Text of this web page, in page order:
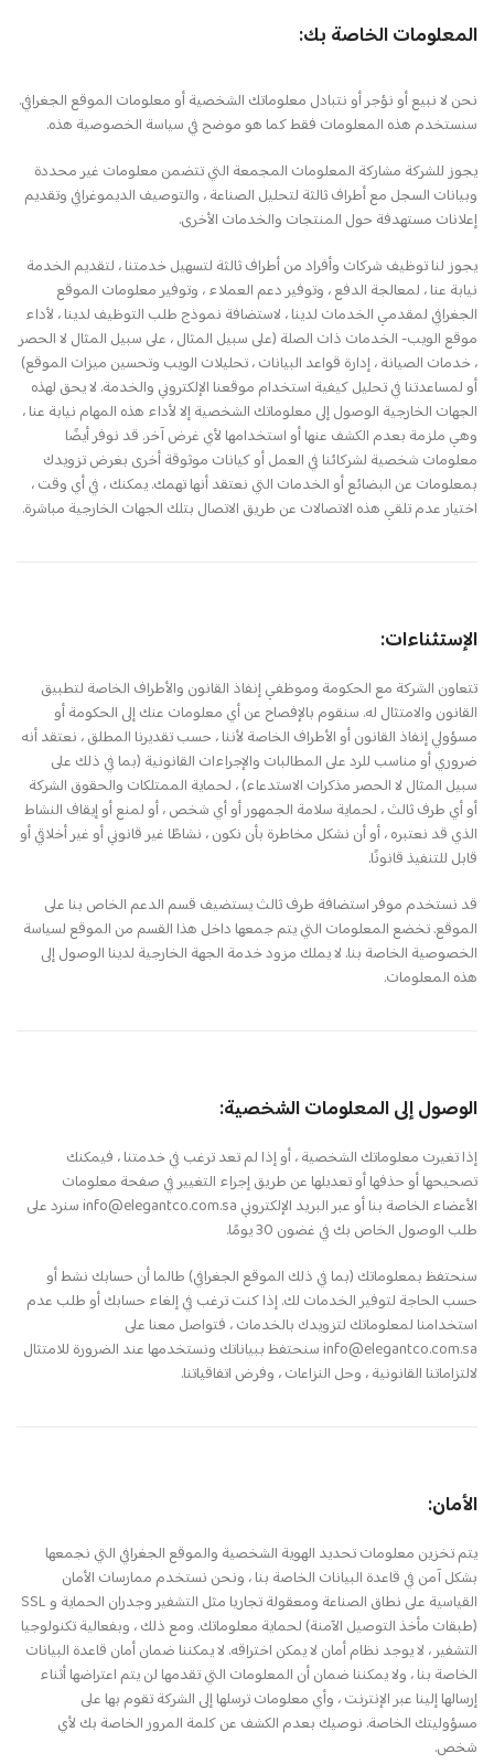
المعلومات الخاصة بك:
نحن لا نبيع أو نؤجر أو نتبادل معلوماتك الشخصية أو معلومات الموقع الجغرافي.
سنستخدم هذه المعلومات فقط كما هو موضح في سياسة الخصوصية هذه.
يجوز للشركة مشاركة المعلومات المجمعة التي تتضمن معلومات غير محددة
وبيانات السجل مع أطراف ثالثة لتحليل الصناعة ، والتوصيف الديموغرافي وتقديم
إعلانات مستهدفة حول المنتجات والخدمات الأخرى.
يجوز لنا توظيف شركات وأفراد من أطراف ثالثة لتسهيل خدمتنا ، لتقديم الخدمة
نيابة عنا ، لمعالجة الدفع ، وتوفير دعم العملاء ، وتوفير معلومات الموقع
الجغرافي لمقدمي الخدمات لدينا ، لاستضافة نموذج طلب التوظيف لدينا ، لأداء
موقع الويب- الخدمات ذات الصلة (على سبيل المثال ، على سبيل المثال لا الحصر
، خدمات الصيانة ، إدارة قواعد البيانات ، تحليلات الويب وتحسين ميزات الموقع)
أو لمساعدتنا في تحليل كيفية استخدام موقعنا الإلكتروني والخدمة. لا يحق لهذه
الجهات الخارجية الوصول إلى معلوماتك الشخصية إلا لأداء هذه المهام نيابة عنا ،
وهي ملزمة بعدم الكشف عنها أو استخدامها لأي غرض آخر. قد نوفر أيضًا
معلومات شخصية لشركائنا في العمل أو كيانات موثوقة أخرى بغرض تزويدك
بمعلومات عن البضائع أو الخدمات التي نعتقد أنها تهمك. يمكنك ، في أي وقت ،
اختيار عدم تلقي هذه الاتصالات عن طريق الاتصال بتلك الجهات الخارجية مباشرة.
الإستثناءات:
تتعاون الشركة مع الحكومة وموظفي إنفاذ القانون والأطراف الخاصة لتطبيق
القانون والامتثال له. سنقوم بالإفصاح عن أي معلومات عنك إلى الحكومة أو
مسؤولي إنفاذ القانون أو الأطراف الخاصة لأننا ، حسب تقديرنا المطلق ، نعتقد أنه
ضروري أو مناسب للرد على المطالبات والإجراءات القانونية (بما في ذلك على
سبيل المثال لا الحصر مذكرات الاستدعاء) ، لحماية الممتلكات والحقوق الشركة
أو أي طرف ثالث ، لحماية سلامة الجمهور أو أي شخص ، أو لمنع أو إيقاف النشاط
الذي قد نعتبره ، أو أن نشكل مخاطرة بأن نكون ، نشاطًا غير قانوني أو غير أخلاقي أو
قابل للتنفيذ قانونًا.
قد نستخدم موفر استضافة طرف ثالث يستضيف قسم الدعم الخاص بنا على
الموقع. تخضع المعلومات التي يتم جمعها داخل هذا القسم من الموقع لسياسة
الخصوصية الخاصة بنا. لا يملك مزود خدمة الجهة الخارجية لدينا الوصول إلى
هذه المعلومات.
الوصول إلى المعلومات الشخصية:
إذا تغيرت معلوماتك الشخصية ، أو إذا لم تعد ترغب في خدمتنا ، فيمكنك
تصحيحها أو حذفها أو تعديلها عن طريق إجراء التغيير في صفحة معلومات
الأعضاء الخاصة بنا أو عبر البريد الإلكتروني info@elegantco.com.sa سنرد على
طلب الوصول الخاص بك في غضون 30 يومًا.
سنحتفظ بمعلوماتك (بما في ذلك الموقع الجغرافي) طالما أن حسابك نشط أو
حسب الحاجة لتوفير الخدمات لك. إذا كنت ترغب في إلغاء حسابك أو طلب عدم
استخدامنا لمعلوماتك لتزويدك بالخدمات ، فتواصل معنا على
info@elegantco.com.sa سنحتفظ ببياناتك ونستخدمها عند الضرورة للامتثال
لالتزاماتنا القانونية ، وحل النزاعات ، وفرض اتفاقياتنا.
الأمان:
يتم تخزين معلومات تحديد الهوية الشخصية والموقع الجغرافي التي نجمعها
بشكل آمن في قاعدة البيانات الخاصة بنا ، ونحن نستخدم ممارسات الأمان
القياسية على نطاق الصناعة ومعقولة تجاريا مثل التشفير وجدران الحماية و SSL
(طبقات مأخذ التوصيل الآمنة) لحماية معلوماتك. ومع ذلك ، وبفعالية تكنولوجيا
التشفير ، لا يوجد نظام أمان لا يمكن اختراقه. لا يمكننا ضمان أمان قاعدة البيانات
الخاصة بنا ، ولا يمكننا ضمان أن المعلومات التي تقدمها لن يتم اعتراضها أثناء
إرسالها إلينا عبر الإنترنت ، وأي معلومات ترسلها إلى الشركة تقوم بها على
مسؤوليتك الخاصة. نوصيك بعدم الكشف عن كلمة المرور الخاصة بك لأي
شخص.